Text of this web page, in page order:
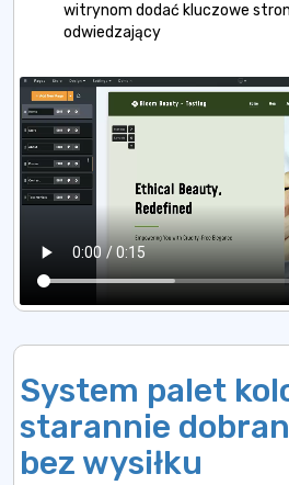
witrynom dodać kluczowe
odwiedzający
System palet
starannie
bez wysiłku